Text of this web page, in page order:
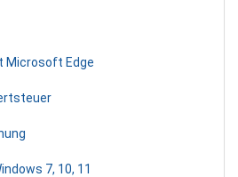
Microsoft Edge
7, 10, 11